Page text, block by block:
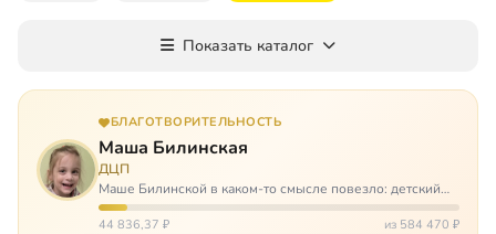
Показать каталог
БЛАГОТВОРИТЕЛЬНОСТЬ
Маша Билинская
ДЦП
Маше Билинской в каком-то смысле повезло: детский
церебральный паралич зацепил её не очень сильно. Но
всё-таки есть диагноз и есть немалые проблемы – Маша
44 836,37 ₽ из 584 470 ₽